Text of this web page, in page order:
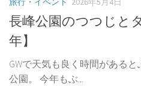
長峰公園のつつじと
年】
GWで天気も良く時間がある
公園。 今年もぶ...